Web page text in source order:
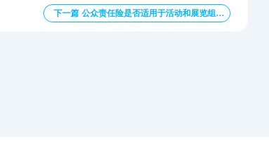
下一篇 公众责任险是否适用于活动和展览组织者？